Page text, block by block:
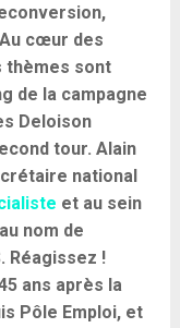
cœur des
thèmes sont
de la campagne
Deloison
tour. Alain
national
et au sein
nom de
Réagissez !
ans après la
Pôle Emploi, et